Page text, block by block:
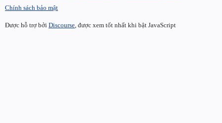
Chính sách bảo mật
Được hỗ trợ bởi Discourse, được xem tốt nhất khi bật JavaScript